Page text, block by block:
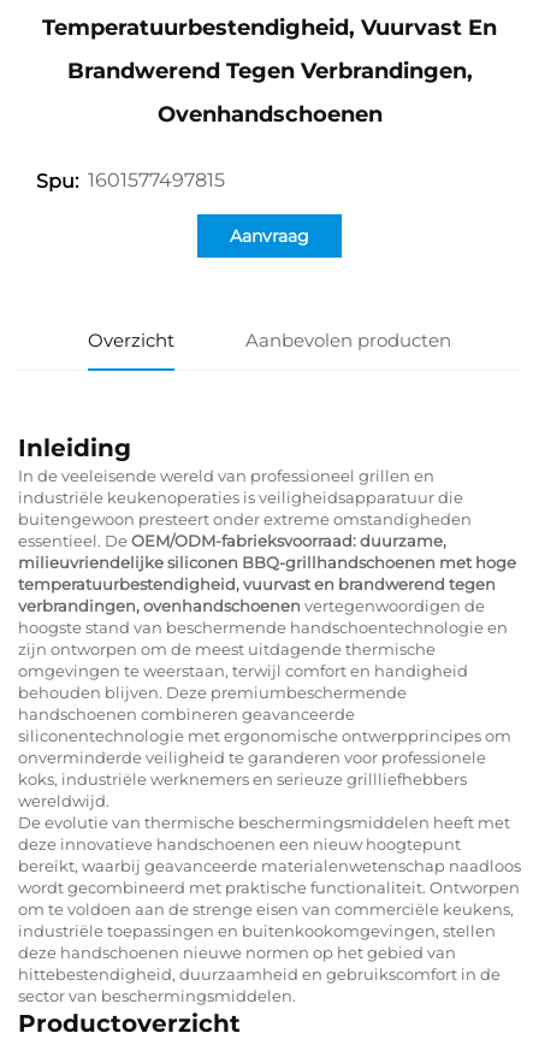
Temperatuurbestendigheid, Vuurvast En
Brandwerend Tegen Verbrandingen,
Ovenhandschoenen
Spu: 1601577497815
Aanvraag
Overzicht Aanbevolen producten
Inleiding
In de veeleisende wereld van professioneel grillen en
industriële keukenoperaties is veiligheidsapparatuur die
buitengewoon presteert onder extreme omstandigheden
essentieel. DeOEM/ODM-fabrieksvoorraad: duurzame,
milieuvriendelijke siliconen BBQ-grillhandschoenen met hoge
temperatuurbestendigheid, vuurvast en brandwerend tegen
verbrandingen, ovenhandschoenen vertegenwoordigen de
hoogste stand van beschermende handschoentechnologie en
zijn ontworpen om de meest uitdagende thermische
omgevingen te weerstaan, terwijl comfort en handigheid
behouden blijven. Deze premiumbeschermende
handschoenen combineren geavanceerde
siliconentechnologie met ergonomische ontwerpprincipes om
onverminderde veiligheid te garanderen voor professionele
koks, industriële werknemers en serieuze grillliefhebbers
wereldwijd.
De evolutie van thermische beschermingsmiddelen heeft met
deze innovatieve handschoenen een nieuw hoogtepunt
bereikt, waarbij geavanceerde materialenwetenschap naadloos
wordt gecombineerd met praktische functionaliteit. Ontworpen
om te voldoen aan de strenge eisen van commerciële keukens,
industriële toepassingen en buitenkookomgevingen, stellen
deze handschoenen nieuwe normen op het gebied van
hittebestendigheid, duurzaamheid en gebruikscomfort in de
sector van beschermingsmiddelen.
Productoverzicht